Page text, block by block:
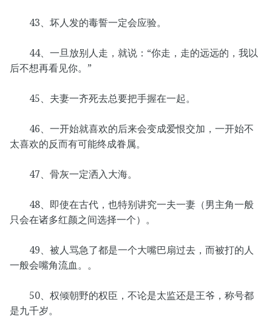
43、坏人发的毒誓一定会应验。
44、一旦放别人走，就说：“你走，走的远远的，我以
后不想再看见你。”
45、夫妻一齐死去总要把手握在一起。
46、一开始就喜欢的后来会变成爱恨交加，一开始不
太喜欢的反而有可能终成眷属。
47、骨灰一定洒入大海。
48、即使在古代，也特别讲究一夫一妻（男主角一般
只会在诸多红颜之间选择一个）。
49、被人骂急了都是一个大嘴巴扇过去，而被打的人
一般会嘴角流血。。
50、权倾朝野的权臣，不论是太监还是王爷，称号都
是九千岁。